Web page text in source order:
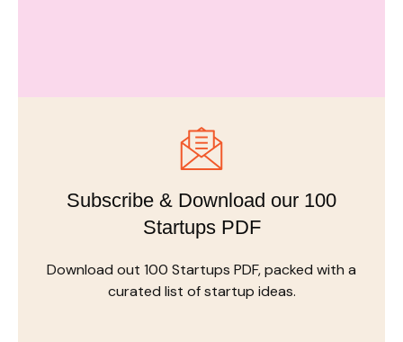
Subscribe & Download our 100
Startups PDF
Download out 100 Startups PDF, packed with a
curated list of startup ideas.